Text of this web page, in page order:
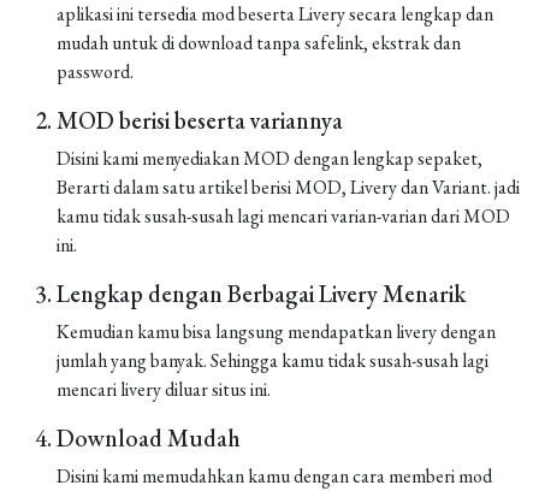
aplikasi ini tersedia mod beserta Livery secara lengkap dan
mudah untuk di download tanpa safelink, ekstrak dan
password.
MOD berisi beserta variannya
Disini kami menyediakan MOD dengan lengkap sepaket,
Berarti dalam satu artikel berisi MOD, Livery dan Variant. jadi
kamu tidak susah-susah lagi mencari varian-varian dari MOD
ini.
Lengkap dengan Berbagai Livery Menarik
Kemudian kamu bisa langsung mendapatkan livery dengan
jumlah yang banyak. Sehingga kamu tidak susah-susah lagi
mencari livery diluar situs ini.
Download Mudah
Disini kami memudahkan kamu dengan cara memberi mod